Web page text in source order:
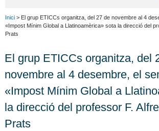
Inici > El grup ETICCs organitza, del 27 de novembre al 4
«Impost Mínim Global a Llatinoamèrica» sota la direcció del
Prats
El grup ETICCs organitza, del
novembre al 4 desembre, el
«Impost Mínim Global a
la direcció del professor F.
Prats